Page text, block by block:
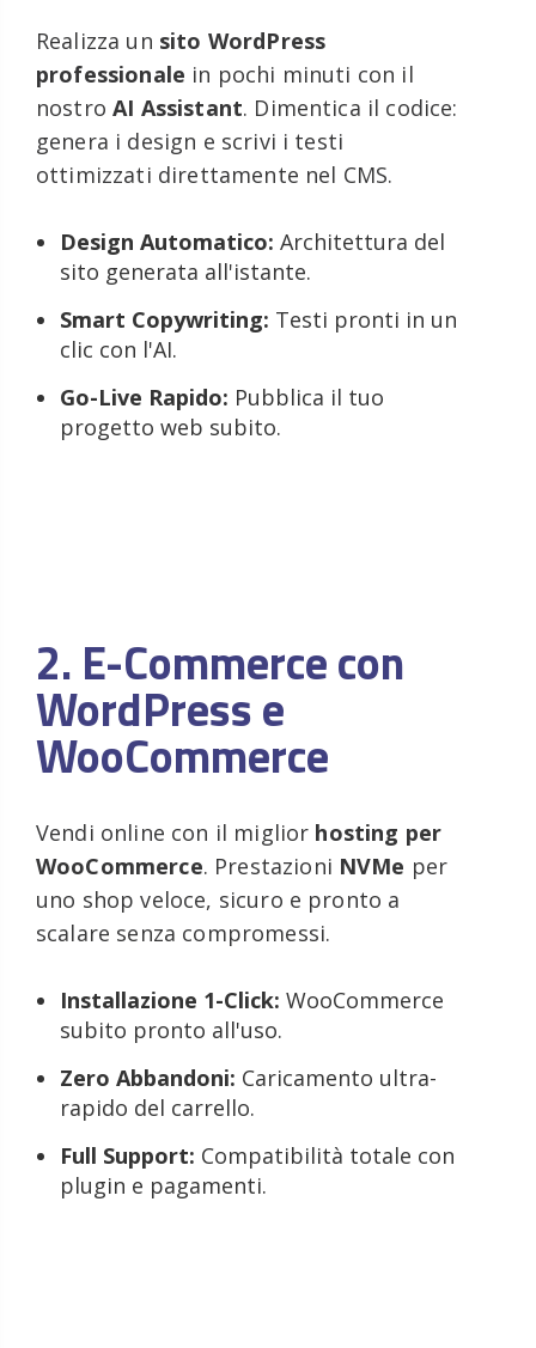
Realizza un sito WordPress
professionale in pochi minuti con il
nostroAI Assistant. Dimentica il codice:
genera i design e scrivi i testi
ottimizzati direttamente nel CMS.
Design Automatico: Architettura del
sito generata all'istante.
Smart Copywriting: Testi pronti in un
clic con l'AI.
Go-Live Rapido: Pubblica il tuo
progetto web subito.
2. E-Commerce con
WordPress e
WooCommerce
Vendi online con il miglior hosting per
WooCommerce. Prestazioni NVMe per
uno shop veloce, sicuro e pronto a
scalare senza compromessi.
Installazione 1-Click: WooCommerce
subito pronto all'uso.
Zero Abbandoni: Caricamento ultra-
rapido del carrello.
Full Support: Compatibilità totale con
plugin e pagamenti.